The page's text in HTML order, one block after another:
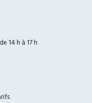
14 h à 17 h